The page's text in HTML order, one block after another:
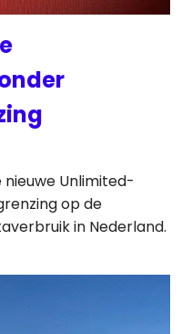
Unlimited-
op de
in Nederland.